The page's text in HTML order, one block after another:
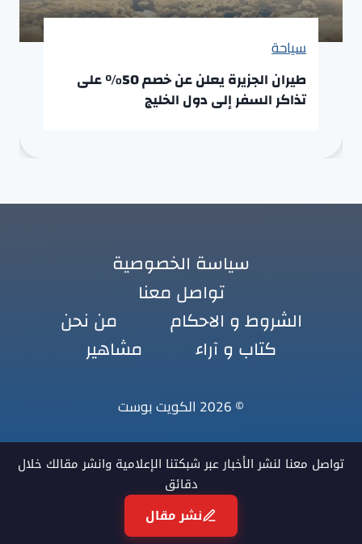
سياحة
طيران الجزيرة يعلن عن خصم 50% على
تذاكر السفر إلى دول الخليج
سياسة الخصوصية
تواصل معنا
الشروط و الاحكام
من نحن
كتاب و آراء
مشاهير
© 2026 الكويت بوست
تواصل معنا لنشر الأخبار عبر شبكتنا الإعلامية وانشر مقالك خلال
دقائق
نشر مقال